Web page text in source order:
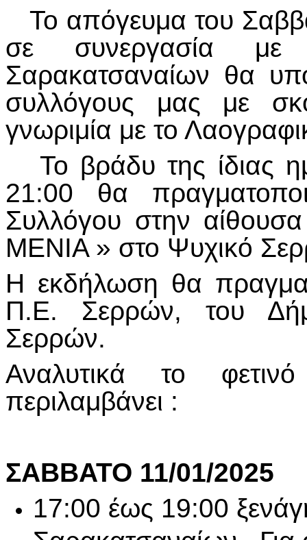
Το απόγευμα του
σε συνεργασία
Σαρακατσαναίων θα
συλλόγους μας με
γνωριμία με το
Το βράδυ της ίδιας
21:00 θα
Συλλόγου στην
ΜΕΝΙΑ » στο Ψυχικό
Η εκδήλωση θα
Π.Ε. Σερρών, του
Σερρών.
Αναλυτικά το
περιλαμβάνει :
ΣΑΒΒΑΤΟ 11/01/2025
17:00 έως 19:00